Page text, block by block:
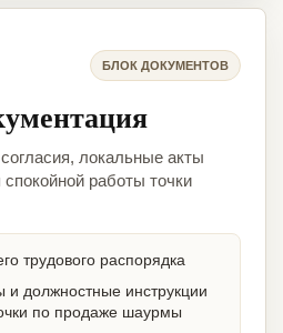
БЛОК ДОКУМЕНТОВ
локальные акты
работы точки
трудового распорядка
и должностные инструкции
по продаже шаурмы